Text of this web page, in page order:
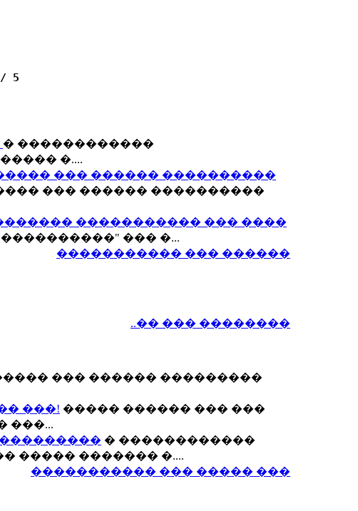
/ 5
� ������������
�....
��� ������ ����������
��� ������ ����������
����������� ��� ����
��� �...
����������� ��� ������
..�� ��� ��������
��� ������ ���������
���! ����� ������ ��� ���
���...
� ������������
����� ������� �....
����������� ��� ����� ���